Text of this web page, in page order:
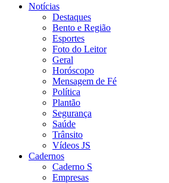
Notícias
Destaques
Bento e Região
Esportes
Foto do Leitor
Geral
Horóscopo
Mensagem de Fé
Política
Plantão
Segurança
Saúde
Trânsito
Vídeos JS
Cadernos
Caderno S
Empresas